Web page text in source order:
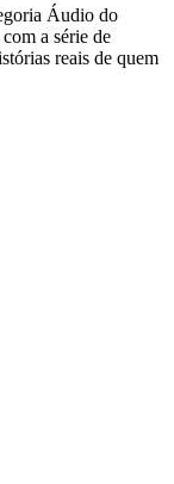
Áudio do
a série de
reais de quem